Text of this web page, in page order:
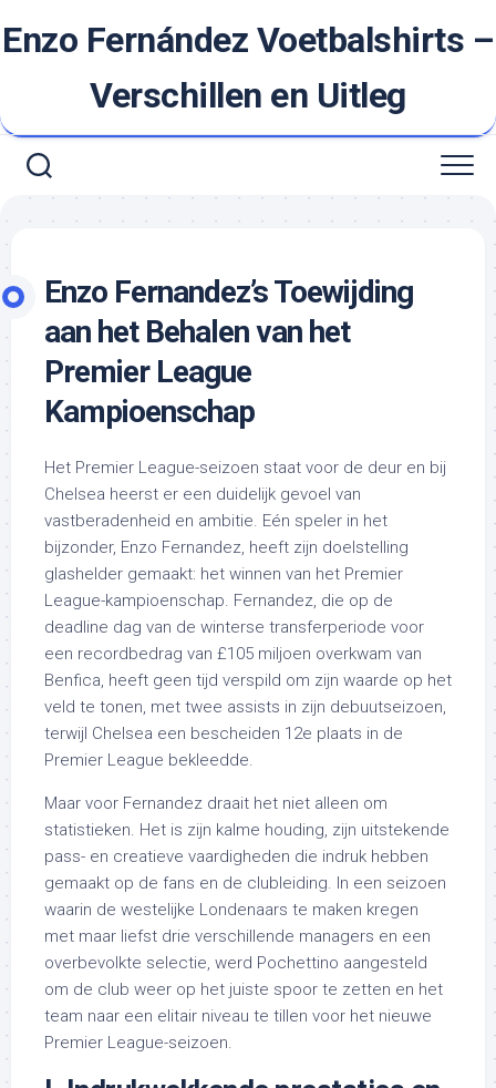
naar
Enzo Fernández Voetbalshirts –
Verschillen en Uitleg
Enzo Fernandez’s Toewijding
aan het Behalen van het
Premier League
Kampioenschap
Het Premier League-seizoen staat voor de deur en bij
Chelsea heerst er een duidelijk gevoel van
vastberadenheid en ambitie. Eén speler in het
bijzonder, Enzo Fernandez, heeft zijn doelstelling
glashelder gemaakt: het winnen van het Premier
League-kampioenschap. Fernandez, die op de
deadline dag van de winterse transferperiode voor
een recordbedrag van £105 miljoen overkwam van
Benfica, heeft geen tijd verspild om zijn waarde op het
veld te tonen, met twee assists in zijn debuutseizoen,
terwijl Chelsea een bescheiden 12e plaats in de
Premier League bekleedde.
Maar voor Fernandez draait het niet alleen om
statistieken. Het is zijn kalme houding, zijn uitstekende
pass- en creatieve vaardigheden die indruk hebben
gemaakt op de fans en de clubleiding. In een seizoen
waarin de westelijke Londenaars te maken kregen
met maar liefst drie verschillende managers en een
overbevolkte selectie, werd Pochettino aangesteld
om de club weer op het juiste spoor te zetten en het
team naar een elitair niveau te tillen voor het nieuwe
Premier League-seizoen.